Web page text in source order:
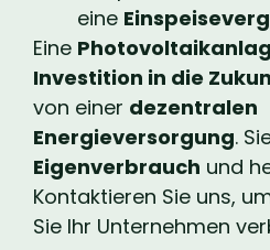
eine
Eine
Investition in die
von einer dezentralen
Energieversorgung.
Eigenverbrauch und
Kontaktieren Sie uns,
Sie Ihr Unternehmen